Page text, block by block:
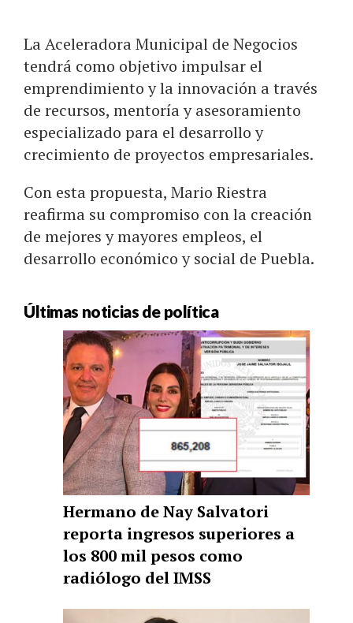
La Aceleradora Municipal de Negocios
tendrá como objetivo impulsar el
emprendimiento y la innovación a través
de recursos, mentoría y asesoramiento
especializado para el desarrollo y
crecimiento de proyectos empresariales.
Con esta propuesta, Mario Riestra
reafirma su compromiso con la creación
de mejores y mayores empleos, el
desarrollo económico y social de Puebla.
Últimas noticias de política
Hermano de Nay Salvatori
reporta ingresos superiores a
los 800 mil pesos como
radiólogo del IMSS